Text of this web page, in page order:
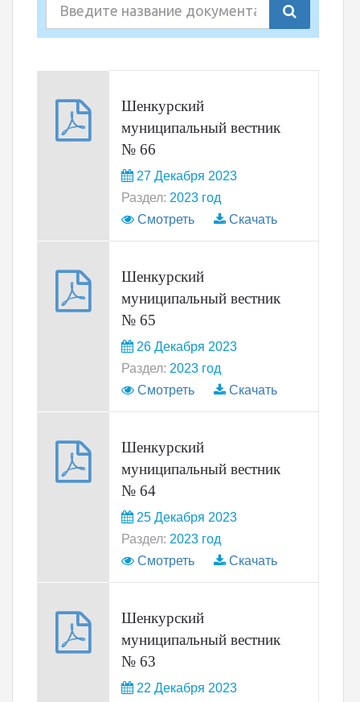
Шенкурский
муниципальный вестник
№ 66
27 Декабря 2023
Раздел: 2023 год
Смотреть
Скачать
Шенкурский
муниципальный вестник
№ 65
26 Декабря 2023
Раздел: 2023 год
Смотреть
Скачать
Шенкурский
муниципальный вестник
№ 64
25 Декабря 2023
Раздел: 2023 год
Смотреть
Скачать
Шенкурский
муниципальный вестник
№ 63
22 Декабря 2023